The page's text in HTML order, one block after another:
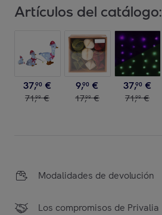
Artículos del catálogo:
37,90 €
71,99 €
9,90 €
17,99 €
37,90 €
71,99 €
Modalidades de devolución
Los compromisos de Privalia